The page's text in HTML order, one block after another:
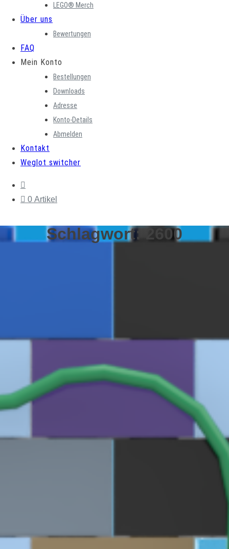
LEGO® Merch
Über uns
Bewertungen
FAQ
Mein Konto
Bestellungen
Downloads
Adresse
Konto-Details
Abmelden
Kontakt
Weglot switcher
0 Artikel
Schlagwort:2600